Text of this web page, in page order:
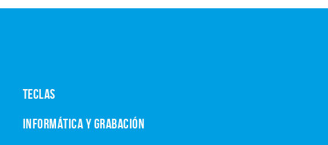
TECLAS
INFORMÁTICA Y GRABACIÓN